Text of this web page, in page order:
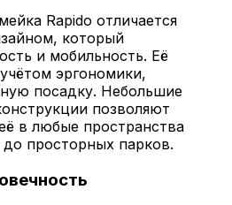
Rapido отличается
который
и мобильность. Её
эргономики,
посадку. Небольшие
позволяют
в любые пространства
просторных парков.